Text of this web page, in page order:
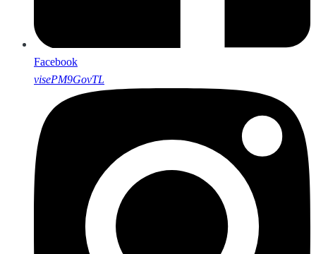
Facebook
visePM9GovTL